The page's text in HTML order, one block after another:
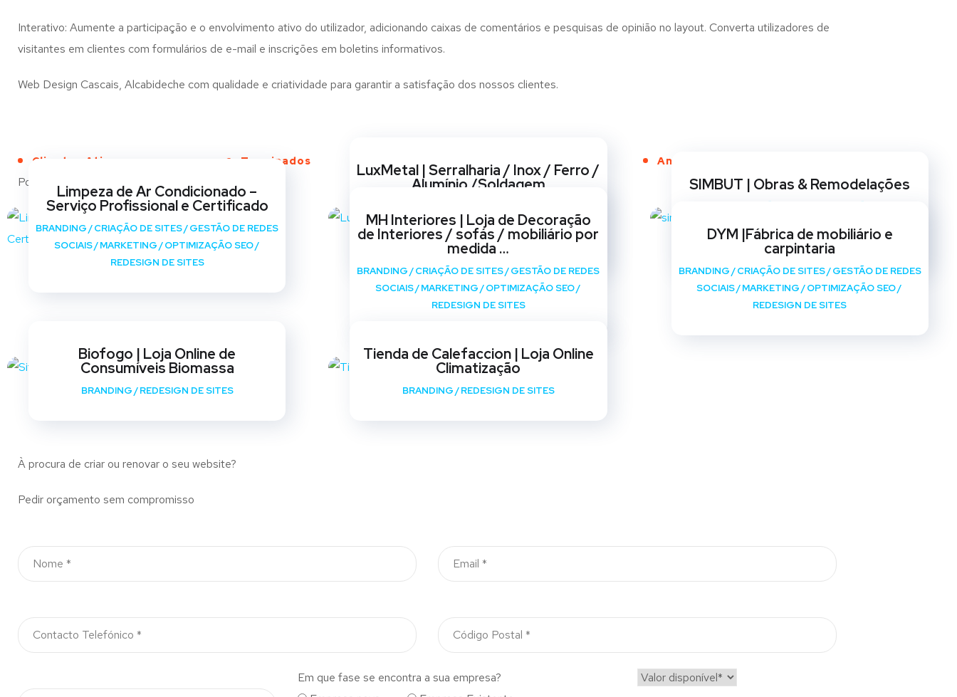
Interativo: Aumente a participação e o envolvimento ativo do utilizador, adicionando caixas de comentários e pesquisas de opinião no layout. Converta utilizadores de
visitantes em clientes com formulários de e-mail e inscrições em boletins informativos.
Web Design Cascais, Alcabideche com qualidade e criatividade para garantir a satisfação dos nossos clientes.
Clientes Ativos Terminados Anos de Serviço
Portfólio
Limpeza de Ar Condicionado –
Serviço Profissional e Certificado
BRANDING/CRIAÇÃO DE SITES/GESTÃO DE REDES
SOCIAIS/MARKETING/OPTIMIZAÇÃO SEO/
REDESIGN DE SITES
LuxMetal | Serralharia / Inox / Ferro /
Alumínio /Soldagem
SOCIAIS/ MARKETING/OPTIMIZAÇÃO SEO/
REDESIGN DE SITES
SIMBUT | Obras & Remodelações
REDESIGN DE SITES
MH Interiores | Loja de Decoração
de Interiores / sofás / mobiliário por
medida …
BRANDING /CRIAÇÃO DE SITES/GESTÃO DE REDES
SOCIAIS/MARKETING/OPTIMIZAÇÃO SEO/
REDESIGN DE SITES
DYM |Fábrica de mobiliário e
carpintaria
BRANDING/CRIAÇÃO DE SITES/GESTÃO DE REDES
SOCIAIS/MARKETING/OPTIMIZAÇÃO SEO/
REDESIGN DE SITES
Biofogo | Loja Online de
Consumíveis Biomassa
BRANDING/REDESIGN DE SITES
Tienda de Calefaccion | Loja Online
Climatização
BRANDING/REDESIGN DE SITES
À procura de criar ou renovar o seu website?
Pedir orçamento sem compromisso
Em que fase se encontra a sua empresa?